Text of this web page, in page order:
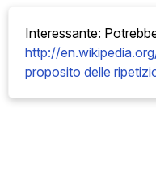
Interessante:
http://
proposito delle